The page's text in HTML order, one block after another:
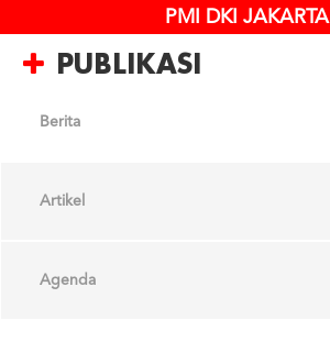
PMI DKI JAKARTA
PUBLIKASI
Berita
Artikel
Agenda